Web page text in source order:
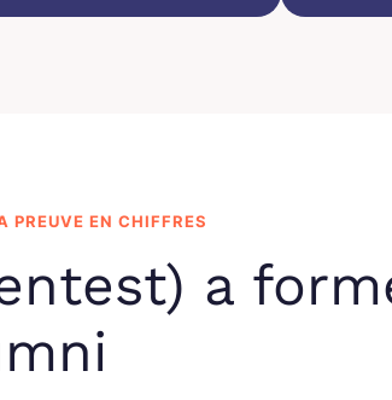
PREUVE EN CHIFFRES
a